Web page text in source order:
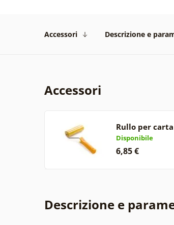
Accessori Descrizione e
Accessori
Rullo per
Disponibile
6,85 €
Descrizione e